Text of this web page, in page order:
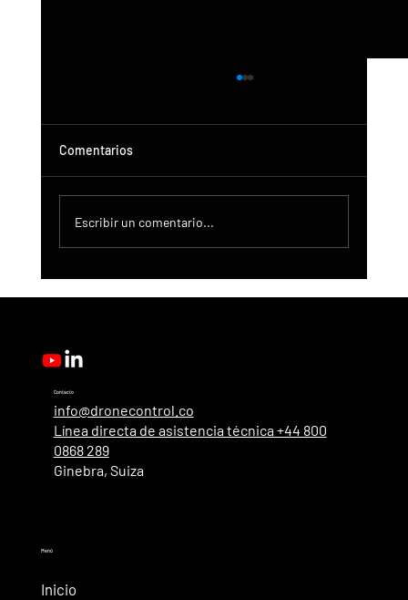
Comentarios
Escribir un comentario...
Contacto
info@dronecontrol.co
Línea directa de asistencia técnica +44 800
0868 289
Ginebra, Suiza
Menú
Inicio